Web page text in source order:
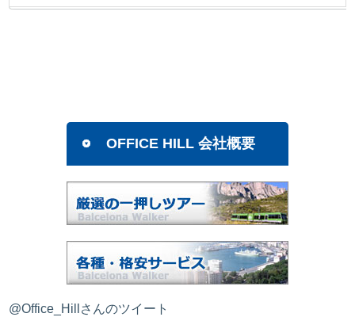
OFFICE HILL 会社概要
@Office_Hillさんのツイート